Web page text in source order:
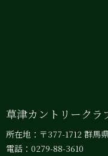
草津カントリーク
所在地：〒377-1712 群馬
電話：0279-88-3610